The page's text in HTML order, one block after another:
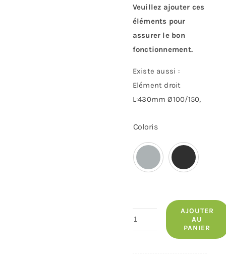
Veuillez ajouter ces
éléments pour
assurer le bon
fonctionnement.
Existe aussi :
Elément droit
L:430mm Ø100/150,
Coloris
quantité
AJOUTER
AU
PANIER